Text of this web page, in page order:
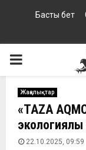
Басты бет
PRIMARY
MENU
Жаңалықтар
«TAZA
22.10.2025, 09:59